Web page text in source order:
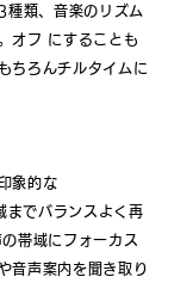
種類、音楽のリズム
オフ にすることも
ちろんチルタイムに
象的な
までバランスよく再
帯域にフォーカス
音声案内を聞き取り